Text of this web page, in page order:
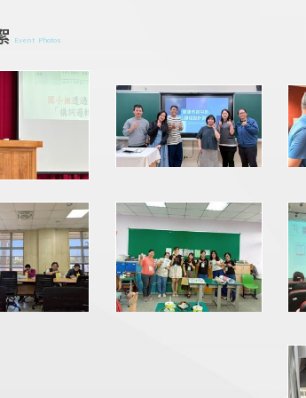
Event Photos